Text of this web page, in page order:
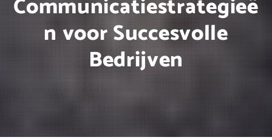
Communicatiestrategieë
n voor Succesvolle
Bedrijven